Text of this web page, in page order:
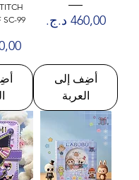
السعر‏460,00 د.ج.‏
أضِف إلى
العربة
SC-99
‏320,00 د.ج.‏